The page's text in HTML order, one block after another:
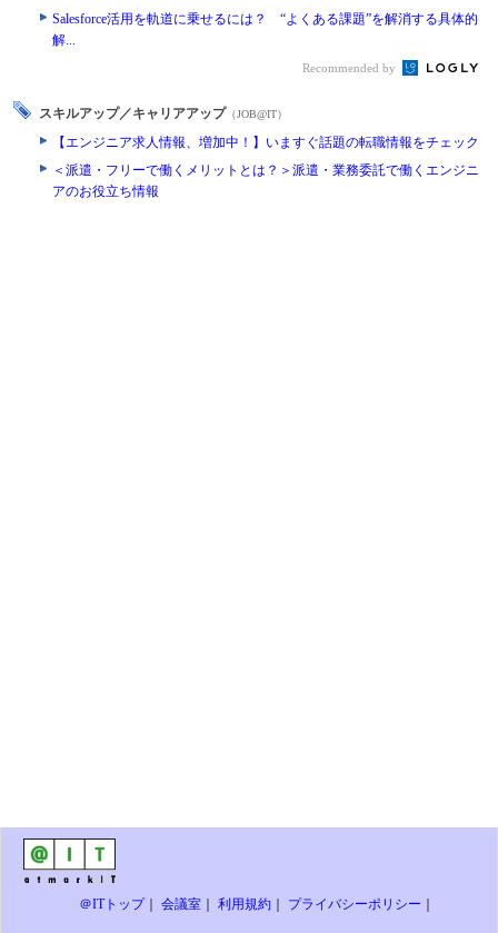
Salesforce活用を軌道に乗せるには？ “よくある課題”を解消する具体的
解...
Recommended by
スキルアップ／キャリアアップ （JOB@IT）
【エンジニア求人情報、増加中！】いますぐ話題の転職情報をチェック
＜派遣・フリーで働くメリットとは？＞派遣・業務委託で働くエンジニ
アのお役立ち情報
＠ITトップ｜ 会議室 利用規約 プライバシーポリシー